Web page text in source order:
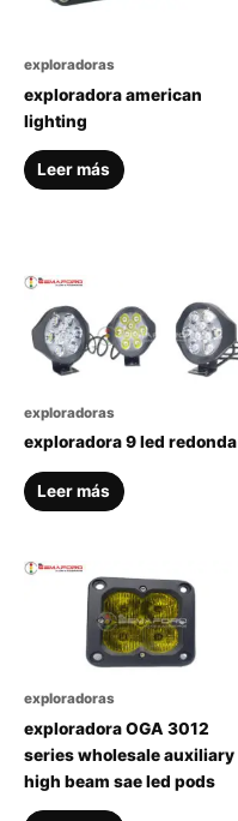
exploradoras
exploradora american
lighting
Leer más
exploradoras
exploradora 9 led redonda
Leer más
exploradoras
exploradora OGA 3012
series wholesale auxiliary
high beam sae led pods